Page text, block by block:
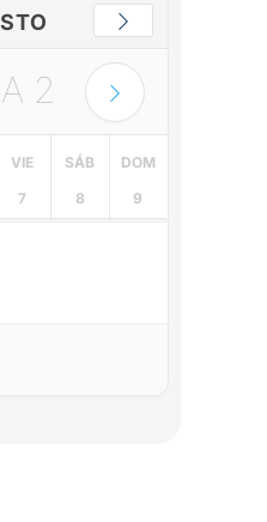
2
VIE
7
SÁB
8
DOM
9